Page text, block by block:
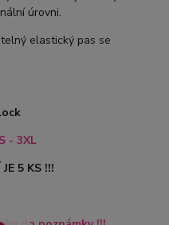
úrovni.
elastický pas se
- 3XL
5 KS !!!